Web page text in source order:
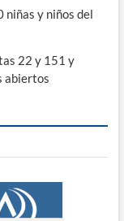
niñas y niños del
22 y 151 y
abiertos